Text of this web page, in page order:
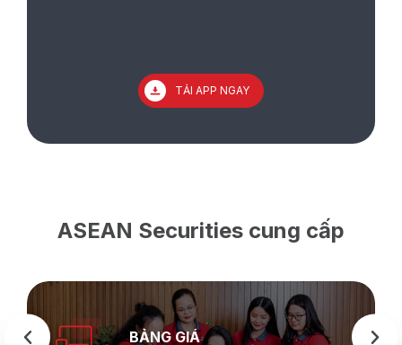
TẢI APP NGAY
ASEAN Securities cung cấp
BẢNG GIÁ